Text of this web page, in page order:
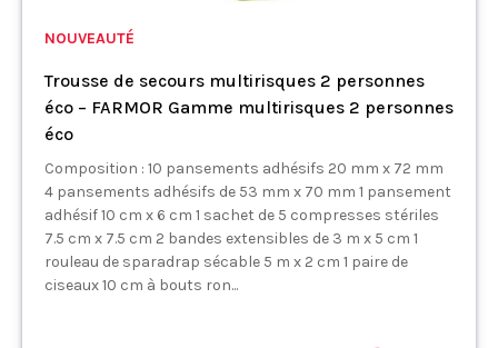
NOUVEAUTÉ
Trousse de secours multirisques 2 personnes
éco – FARMOR Gamme multirisques 2 personnes
éco
Composition : 10 pansements adhésifs 20 mm x 72 mm
4 pansements adhésifs de 53 mm x 70 mm 1 pansement
adhésif 10 cm x 6 cm 1 sachet de 5 compresses stériles
7.5 cm x 7.5 cm 2 bandes extensibles de 3 m x 5 cm 1
rouleau de sparadrap sécable 5 m x 2 cm 1 paire de
ciseaux 10 cm à bouts ron...